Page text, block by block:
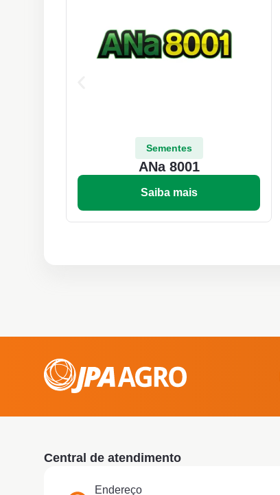
Sementes
ANa 8001
Saiba mais
Central de atendimento
Endereço